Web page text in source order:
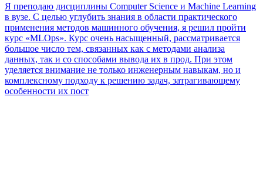
Я преподаю дисциплины Computer Science и Machine Learning
в вузе. С целью углубить знания в области практического
применения методов машинного обучения, я решил пройти
курс «MLOps». Курс очень насыщенный, рассматривается
большое число тем, связанных как с методами анализа
данных, так и со способами вывода их в прод. При этом
уделяется внимание не только инженерным навыкам, но и
комплексному подходу к решению задач, затрагивающему
особенности их пост